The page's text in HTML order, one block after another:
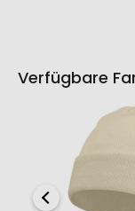
Verfügbare